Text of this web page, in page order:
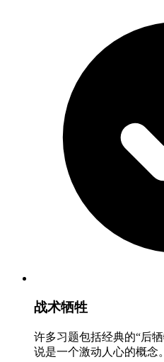
战术牺牲
许多习题包括经典的“后
说是一个激动人心的概念。